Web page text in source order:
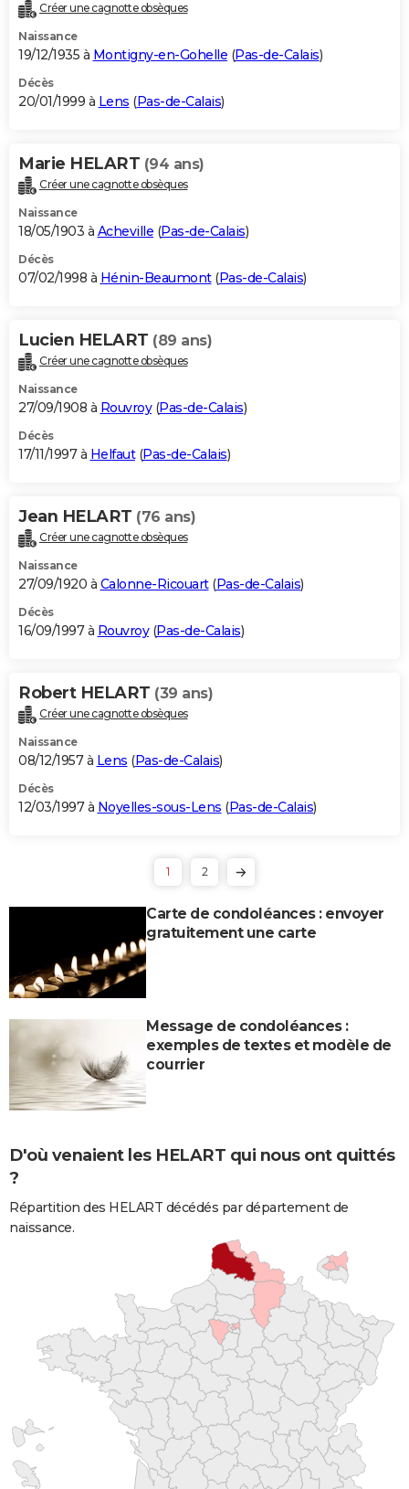
Créer une cagnotte obsèques
Naissance
19/12/1935 à Montigny-en-Gohelle (Pas-de-Calais)
Décès
20/01/1999 à Lens (Pas-de-Calais)
Marie HELART (94 ans)
Créer une cagnotte obsèques
Naissance
18/05/1903 à Acheville (Pas-de-Calais)
Décès
07/02/1998 à Hénin-Beaumont(Pas-de-Calais)
Lucien HELART (89 ans)
Créer une cagnotte obsèques
Naissance
27/09/1908 à Rouvroy(Pas-de-Calais)
Décès
17/11/1997 à Helfaut(Pas-de-Calais)
Jean HELART (76 ans)
Créer une cagnotte obsèques
Naissance
27/09/1920 à Calonne-Ricouart(Pas-de-Calais)
Décès
16/09/1997 à Rouvroy(Pas-de-Calais)
Robert HELART (39 ans)
Créer une cagnotte obsèques
Naissance
08/12/1957 à Lens (Pas-de-Calais)
Décès
12/03/1997 à Noyelles-sous-Lens (Pas-de-Calais)
1 2
Carte de condoléances : envoyer
gratuitement une carte
Message de condoléances :
exemples de textes et modèle de
courrier
D'où venaient les HELART qui nous ont quittés
?
Répartition des HELART décédés par département de
naissance.